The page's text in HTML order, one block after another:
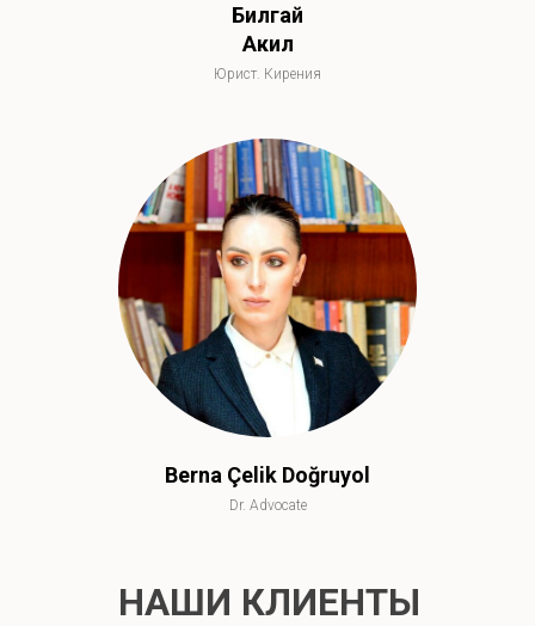
Билгай
Акил
Юрист. Кирения
Berna Çelik Doğruyol
Dr. Advocate
НАШИ КЛИЕНТЫ